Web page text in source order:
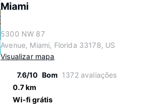
Miami
5300 NW 87
Avenue, Miami, Florida 33178, US
Visualizar mapa
7.6/10 Bom 1372 avaliações
0.7 km
Wi-fi grátis